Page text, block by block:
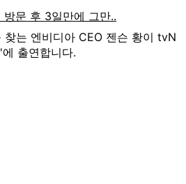
찾는 엔비디아 CEO 젠슨 황이 tvN
출연합니다.